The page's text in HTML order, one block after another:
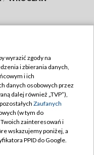
wyrazić zgody na
i zbierania danych,
i ich
danych osobowych przez
dalej również „TVP”),
Zaufanych
(w tym do
zainteresowań i
wskazujemy poniżej, a
PPID do Google.